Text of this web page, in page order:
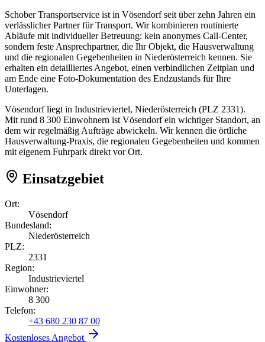
Schober Transportservice ist in Vösendorf seit über zehn Jahren ein
verlässlicher Partner für Transport. Wir kombinieren routinierte
Abläufe mit individueller Betreuung: kein anonymes Call-Center,
sondern feste Ansprechpartner, die Ihr Objekt, die Hausverwaltung
und die regionalen Gegebenheiten in Niederösterreich kennen. Sie
erhalten ein detailliertes Angebot, einen verbindlichen Zeitplan und
am Ende eine Foto-Dokumentation des Endzustands für Ihre
Unterlagen.
Vösendorf liegt in Industrieviertel, Niederösterreich (PLZ 2331).
Mit rund 8 300 Einwohnern ist Vösendorf ein wichtiger Standort, an
dem wir regelmäßig Aufträge abwickeln. Wir kennen die örtliche
Hausverwaltung-Praxis, die regionalen Gegebenheiten und kommen
mit eigenem Fuhrpark direkt vor Ort.
Einsatzgebiet
Ort:
Vösendorf
Bundesland:
Niederösterreich
PLZ:
2331
Region:
Industrieviertel
Einwohner:
8 300
Telefon:
+43 680 230 87 00
Kostenloses Angebot